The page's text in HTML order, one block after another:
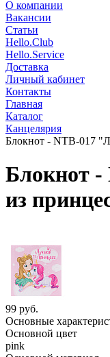
О компании
Вакансии
Статьи
Hello.Club
Hello.Service
Доставка
Личный кабинет
Контакты
Главная
Каталог
Канцелярия
Блокнот - NTB-017
Блокнот
из
99 руб.
Основные
Основной цвет
pink